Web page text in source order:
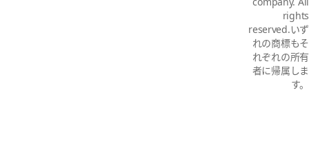
rights
reserved.いず
れの商標もそ
れぞれの所有
者に帰属しま
す。